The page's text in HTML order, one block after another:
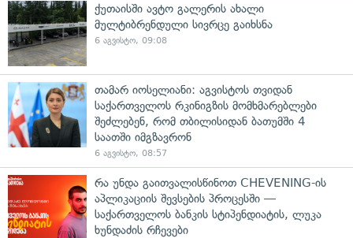
ქუთაისში ავტო გალერის ახალი
მულტიბრენდული სივრცე გაიხსნა
6 აგვისტო, 09:08
თამარ იოსელიანი: აგვისტოს თვიდან
საქართველოს რკინიგზის მომხმარებლები
შეძლებენ, რომ თბილისიდან ბათუმში 4
საათში იმგზავრონ
6 აგვისტო, 08:57
რა უნდა გაითვალისწინოთ CHEVENING-ის
აპლიკაციის შევსების პროცესში —
საქართველოს ბანკის სტიპენდიატის, ლუკა
ხუნდაძის რჩევები